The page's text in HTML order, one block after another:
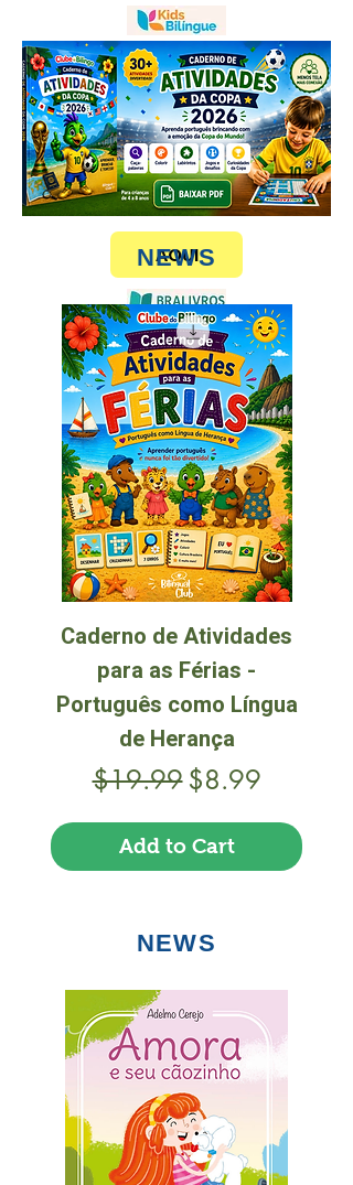
Assine já!
CONHEÇA NOSSOS
CLUBES DE ASSINATURA
AQUI
NEWS
Caderno de Atividades
para as Férias -
Português como Língua
de Herança
Regular Price
$19.99 Sale Price
$8.99
Add to Cart
NEWS